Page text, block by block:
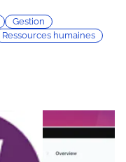
Gestion
Ressources humaines